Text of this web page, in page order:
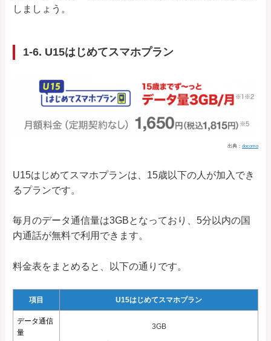
しましょう。
1-6. U15はじめてスマホプラン
出典： docomo
U15はじめてスマホプランは、15歳以下の人が加入でき
るプランです。
毎月のデータ通信量は3GBとなっており、5分以内の国
内通話が無料で利用できます。
料金表をまとめると、以下の通りです。
項目 U15はじめてスマホプラン
データ通信
量
3GB